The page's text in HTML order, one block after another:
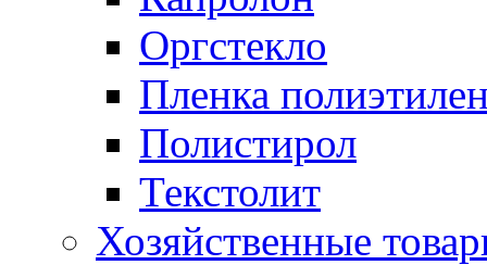
Оргстекло
Пленка
Полистирол
Текстолит
Хозяйственные